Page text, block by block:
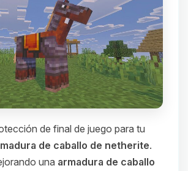
de final de juego para tu
de caballo de netherite.
una armadura de caballo